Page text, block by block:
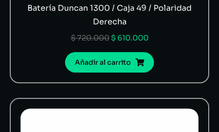
Batería Duncan 1300 / Caja 49 / Polaridad
Derecha
$720.000 $ 610.000
Añadir al carrito